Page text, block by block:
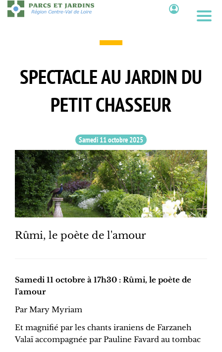
Aller
au
SPECTACLE AU JARDIN DU
PETIT CHASSEUR
Samedi 11 octobre 2025
Rûmi, le poète de l'amour
Samedi 11 octobre à 17h30 : Rûmi, le poète de
l'amour
Par Mary Myriam
Et magnifié par les chants iraniens de Farzaneh
Valaï accompagnée par Pauline Favard au tombac